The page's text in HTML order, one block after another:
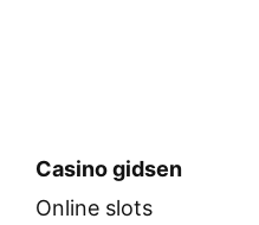
Casino gidsen
Online slots